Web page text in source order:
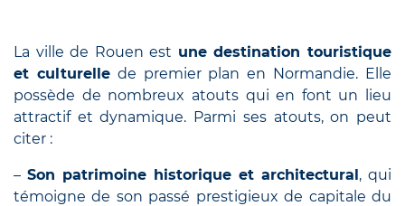
La ville de Rouen est une destination touristique
et culturellede premier plan en Normandie. Elle
possède de nombreux atouts qui en font un lieu
attractif et dynamique. Parmi ses atouts, on peut
citer :
– Son patrimoine historique et architectural, qui
témoigne de son passé prestigieux de capitale du